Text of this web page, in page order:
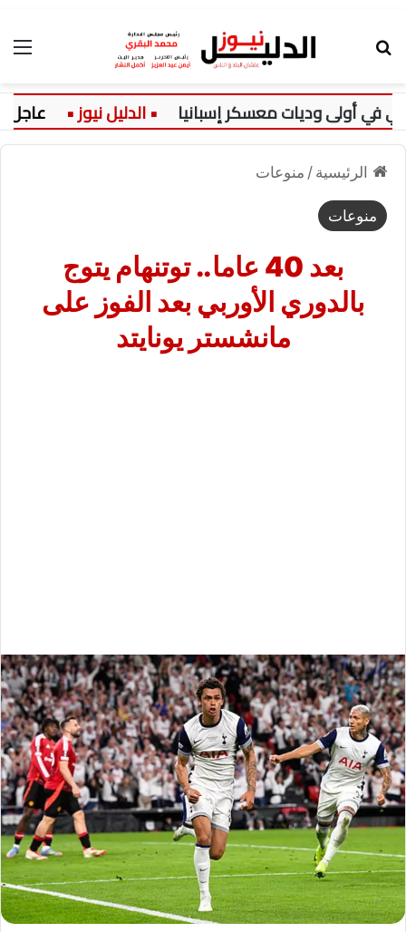
أولى وديات معسكر إسبانيا عاجل:
الرئيسية / منوعات
منوعات
بعد 40 عاما.. توتنهام يتوج
بالدوري الأوربي بعد الفوز على
مانشستر يونايتد